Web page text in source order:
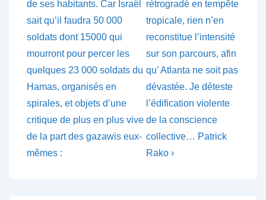
de ses habitants. Car Israël
sait qu’il faudra 50 000
soldats dont 15000 qui
mourront pour percer les
quelques 23 000 soldats du
Hamas, organisés en
spirales, et objets d’une
critique de plus en plus vive
de la part des gazawis eux-
mêmes :
rétrogradé en tempête
tropicale, rien n’en
reconstitue l’intensité
sur son parcours, afin
qu’ Atlanta ne soit pas
dévastée. Je déteste
l’édification violente
de la conscience
collective… Patrick
Rako ›